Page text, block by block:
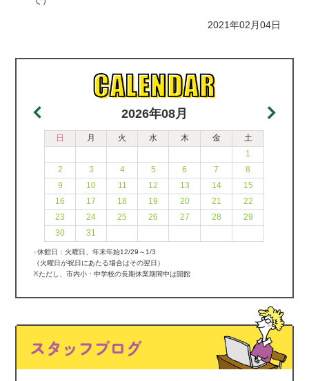
2021年02月04日
2026年08月
日 月 火 水 木 金
土
1
2
3 4 5 6 7
8
9
10 11 12 13 14
15
16
17 18 19 20 21
22
23
24 25 26 27 28
29
30
31
●休館日：火曜日、年末年始12/29～1/3
（火曜日が祝日にあたる場合はその翌日）
※ただし、市内小・中学校の長期休業期間中は開館